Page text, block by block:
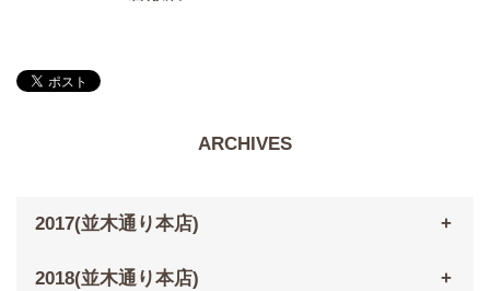
ARCHIVES
2017(並木通り本店)
2018(並木通り本店)